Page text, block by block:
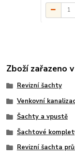
Zboží zařazeno
Revizní šachty
Venkovní
Šachty a vpustě
Šachtové
Revizní šachta